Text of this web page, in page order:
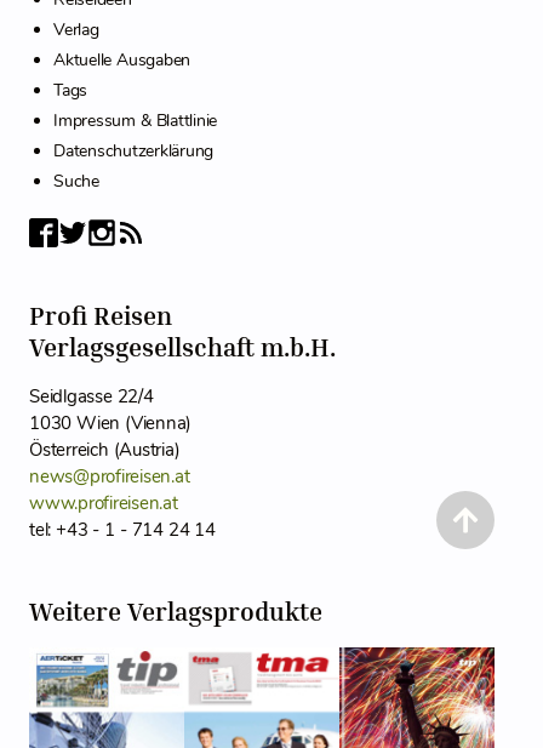
Verlag
Aktuelle Ausgaben
Tags
Impressum & Blattlinie
Datenschutzerklärung
Suche
Profi Reisen
Verlagsgesellschaft m.b.H.
Seidlgasse 22/4
1030 Wien (Vienna)
Österreich (Austria)
news@profireisen.at
www.profireisen.at
tel: +43 - 1 - 714 24 14
Weitere Verlagsprodukte